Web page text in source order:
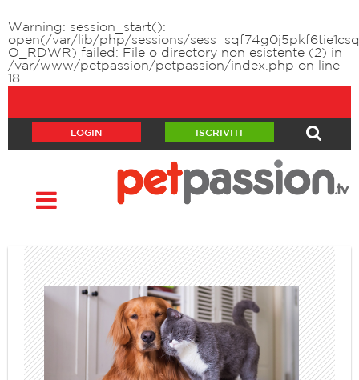
Warning : session_start():
open(/var/lib/php/sessions/
O_RDWR) failed: File o directory non esistente (2) in
/var/www/petpassion/petpassion/index.php on line
18
LOGIN ISCRIVITI